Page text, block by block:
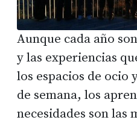
Aunque cada año
y las experiencias
los espacios de
de semana, los
necesidades son las